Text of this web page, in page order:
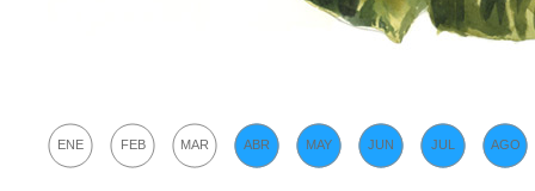
ENE FEB MAR ABR MAY JUN JUL AGO